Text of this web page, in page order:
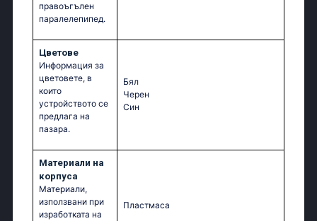
правоъгълен
паралелепипед.
Цветове
Информация за
цветовете, в
които
устройството се
предлага на
пазара.
Бял
Черен
Син
Материали на
корпуса
Материали,
използвани при
изработката на
Пластмаса